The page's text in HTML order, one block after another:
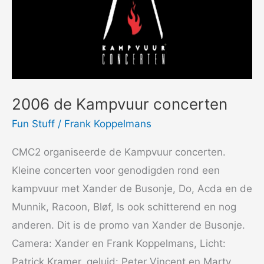
2006 de Kampvuur concerten
Fun Stuff / Frank Koppelmans
CMC2 organiseerde de Kampvuur concerten.
Kleine concerten voor genodigden rond een
kampvuur met Xander de Busonje, Do, Acda en de
Munnik, Racoon, Bløf, Is ook schitterend en nog
anderen. Dit is de promo van Xander de Busonje.
Camera: Xander en Frank Koppelmans, Licht:
Patrick Kramer, geluid: Peter Vincent en Marty